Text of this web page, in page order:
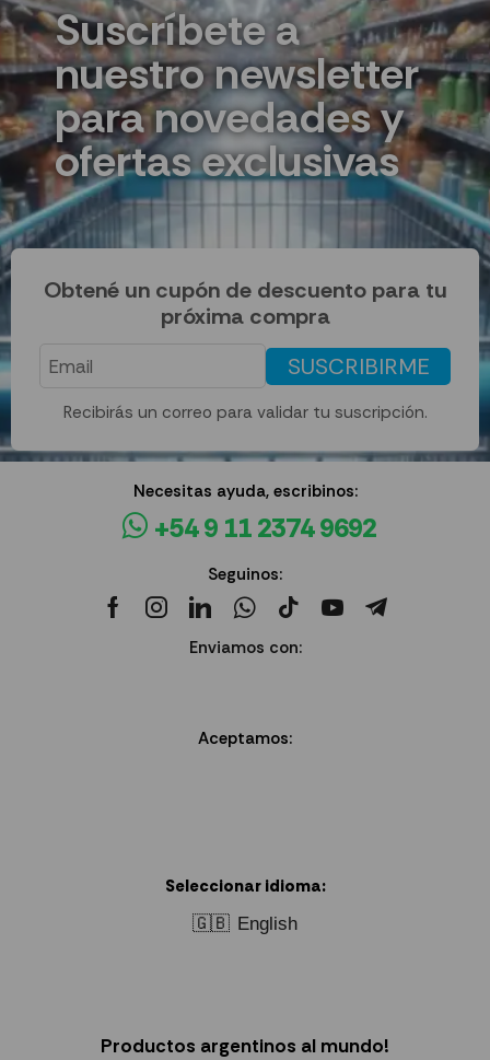
Suscríbete a
nuestro newsletter
para novedades y
ofertas exclusivas
Obtené un cupón de descuento para tu
próxima compra
SUSCRIBIRME
Recibirás un correo para validar tu suscripción.
Necesitas ayuda, escribinos:
+54 9 11 2374 9692
Seguinos:
Enviamos con:
Aceptamos:
Seleccionar idioma:
🇬🇧 English
Productos argentinos al mundo!